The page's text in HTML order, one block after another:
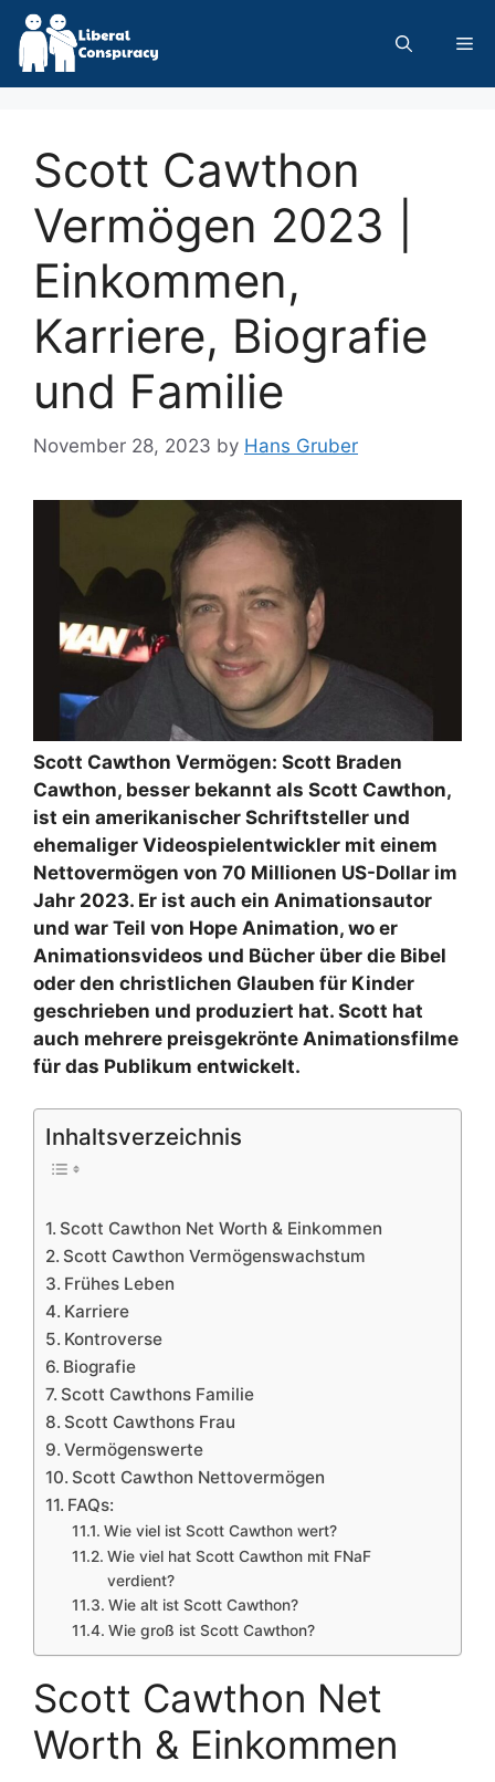
Skip
content
Scott Cawthon
Vermögen 2023 |
Einkommen,
Karriere, Biografie
und Familie
November 28, 2023 by Hans Gruber
Scott Cawthon Vermögen: Scott Braden
Cawthon, besser bekannt als Scott Cawthon,
ist ein amerikanischer Schriftsteller und
ehemaliger Videospielentwickler mit einem
Nettovermögen von 70 Millionen US-Dollar im
Jahr 2023. Er ist auch ein Animationsautor
und war Teil von Hope Animation, wo er
Animationsvideos und Bücher über die Bibel
oder den christlichen Glauben für Kinder
geschrieben und produziert hat. Scott hat
auch mehrere preisgekrönte Animationsfilme
für das Publikum entwickelt.
Inhaltsverzeichnis
Scott Cawthon Net Worth & Einkommen
Scott Cawthon Vermögenswachstum
Frühes Leben
Karriere
Kontroverse
Biografie
Scott Cawthons Familie
Scott Cawthons Frau
Vermögenswerte
Scott Cawthon Nettovermögen
FAQs:
Wie viel ist Scott Cawthon wert?
Wie viel hat Scott Cawthon mit FNaF
verdient?
Wie alt ist Scott Cawthon?
Wie groß ist Scott Cawthon?
Scott Cawthon Net
Worth & Einkommen